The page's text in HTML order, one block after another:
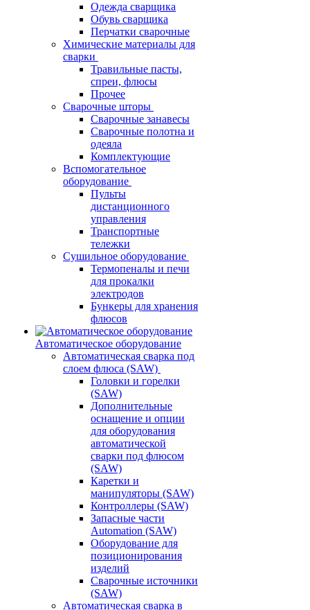
Одежда сварщика
Обувь сварщика
Перчатки сварочные
Химические материалы для
сварки
Травильные пасты,
спреи, флюсы
Прочее
Сварочные шторы
Сварочные занавесы
Сварочные полотна и
одеяла
Комплектующие
Вспомогательное
оборудование
Пульты
дистанционного
управления
Транспортные
тележки
Сушильное оборудование
Термопеналы и печи
для прокалки
электродов
Бункеры для хранения
флюсов
Автоматическое оборудование
Автоматическая сварка под
слоем флюса (SAW)
Головки и горелки
(SAW)
Дополнительные
оснащение и опции
для оборудования
автоматической
сварки под флюсом
(SAW)
Каретки и
манипуляторы (SAW)
Контроллеры (SAW)
Запасные части
Automation (SAW)
Оборудование для
позиционирования
изделий
Сварочные источники
(SAW)
Автоматическая сварка в